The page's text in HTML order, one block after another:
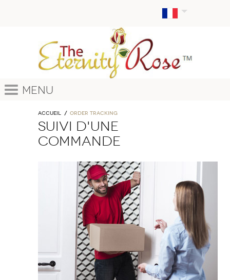
Menu
Accueil ORDER TRACKING
Suivi d'une
commande